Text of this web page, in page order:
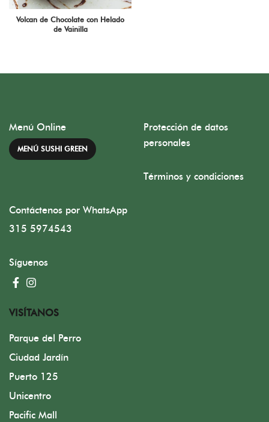
Volcan de Chocolate con Helado
de Vainilla
Menú Online
MENÚ SUSHI GREEN
Protección de datos
personales
Términos y condiciones
Contáctenos por WhatsApp
315 5974543
Síguenos
VISÍTANOS
Parque del Perro
Ciudad Jardín
Puerto 125
Unicentro
Pacific Mall